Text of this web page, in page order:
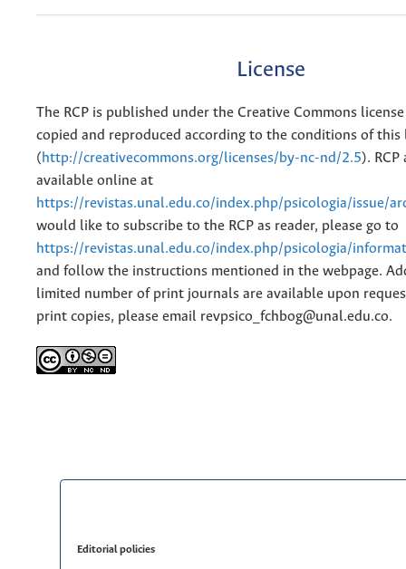
License
The RCP is published under the Creative Commons
copied and reproduced according to the conditions of this
(http://creativecommons.org/licenses/by-nc-nd/2.5).
available online at
https://revistas.unal.edu.co/index.php/psicologia/issue/
would like to subscribe to the RCP as reader, please go to
https://revistas.unal.edu.co/index.php/psicologia/
and follow the instructions mentioned in the webpage.
limited number of print journals are available upon
print copies, please email revpsico_fchbog@unal.edu.co.
Editorial policies